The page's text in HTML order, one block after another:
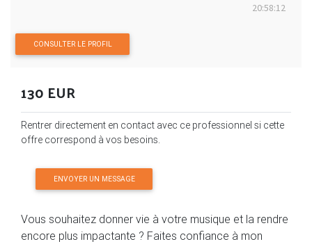
20:58:12
CONSULTER LE PROFIL
130 EUR
Rentrer directement en contact avec ce professionnel si cette
offre correspond à vos besoins.
ENVOYER UN MESSAGE
Vous souhaitez donner vie à votre musique et la rendre
encore plus impactante ? Faites confiance à mon